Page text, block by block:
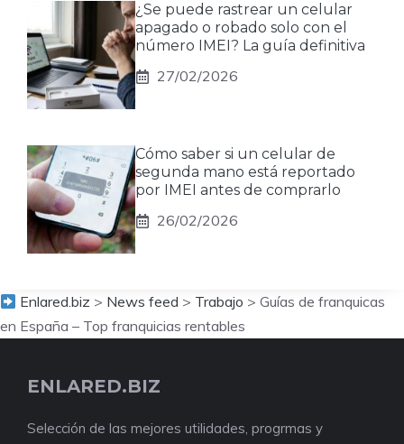
¿Se puede rastrear un celular
apagado o robado solo con el
número IMEI? La guía definitiva
27/02/2026
Cómo saber si un celular de
segunda mano está reportado
por IMEI antes de comprarlo
26/02/2026
Enlared.biz > News feed > Trabajo >Guías de franquicas
en España – Top franquicias rentables
ENLARED.BIZ
Selección de las mejores utilidades, progrmas y